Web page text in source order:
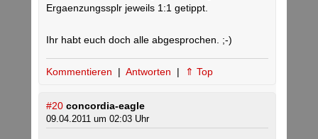
Ergaenzungssplr jeweils 1:1 getippt.
Ihr habt euch doch alle abgesprochen. ;-)
Kommentieren | Antworten | ⇑ Top
#20 concordia-eagle
09.04.2011 um 02:03 Uhr